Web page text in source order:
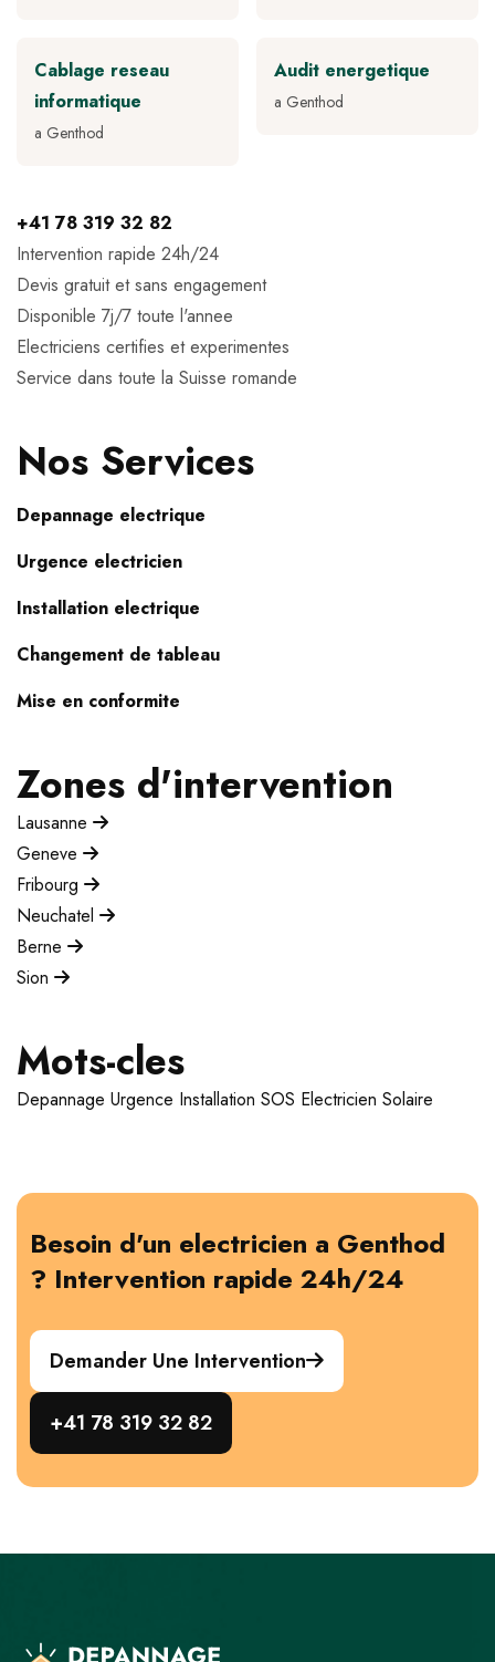
Cablage reseau
informatique
a Genthod
Audit energetique
a Genthod
+41 78 319 32 82
Intervention rapide 24h/24
Devis gratuit et sans engagement
Disponible 7j/7 toute l'annee
Electriciens certifies et experimentes
Service dans toute la Suisse romande
Nos Services
Depannage electrique
Urgence electricien
Installation electrique
Changement de tableau
Mise en conformite
Zones d'intervention
Lausanne
Geneve
Fribourg
Neuchatel
Berne
Sion
Mots-cles
Depannage Urgence Installation SOS Electricien Solaire
Besoin d'un electricien a Genthod
? Intervention rapide 24h/24
Demander Une Intervention
+41 78 319 32 82